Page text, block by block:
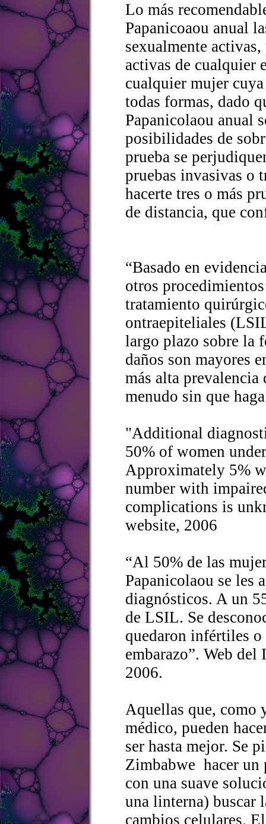
Lo más
Papanicoaou anual
sexualmente
activas de cualquier
cualquier mujer
todas formas, dado
Papanicolaou anual
posibilidades de
prueba se
pruebas invasivas o
hacerte tres o más
de distancia, que
“Basado en
otros
tratamiento
ontraepiteliales
largo plazo sobre la
daños son mayores
más alta
menudo sin que
"Additional
50% of women
Approximately 5%
number with
complications is
website, 2006
“Al 50% de las
Papanicolaou se les
diagnósticos. A un
de LSIL. Se
quedaron infértiles
embarazo”. Web
2006.
Aquellas que, como
médico, pueden
ser hasta mejor. Se
Zimbabwe hacer
con una suave
una linterna) buscar
cambios celulares.